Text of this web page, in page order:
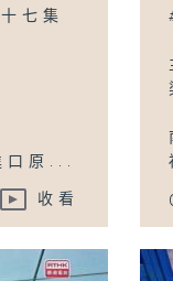
七集
口原...
收看